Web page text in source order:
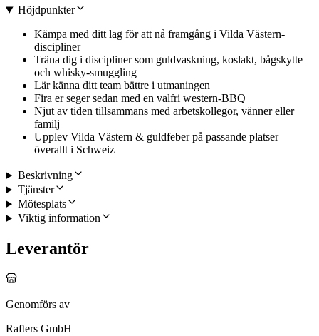
Höjdpunkter
Kämpa med ditt lag för att nå framgång i Vilda Västern-
discipliner
Träna dig i discipliner som guldvaskning, koslakt, bågskytte
och whisky-smuggling
Lär känna ditt team bättre i utmaningen
Fira er seger sedan med en valfri western-BBQ
Njut av tiden tillsammans med arbetskollegor, vänner eller
familj
Upplev Vilda Västern & guldfeber på passande platser
överallt i Schweiz
Beskrivning
Tjänster
Mötesplats
Viktig information
Leverantör
Genomförs av
Rafters GmbH